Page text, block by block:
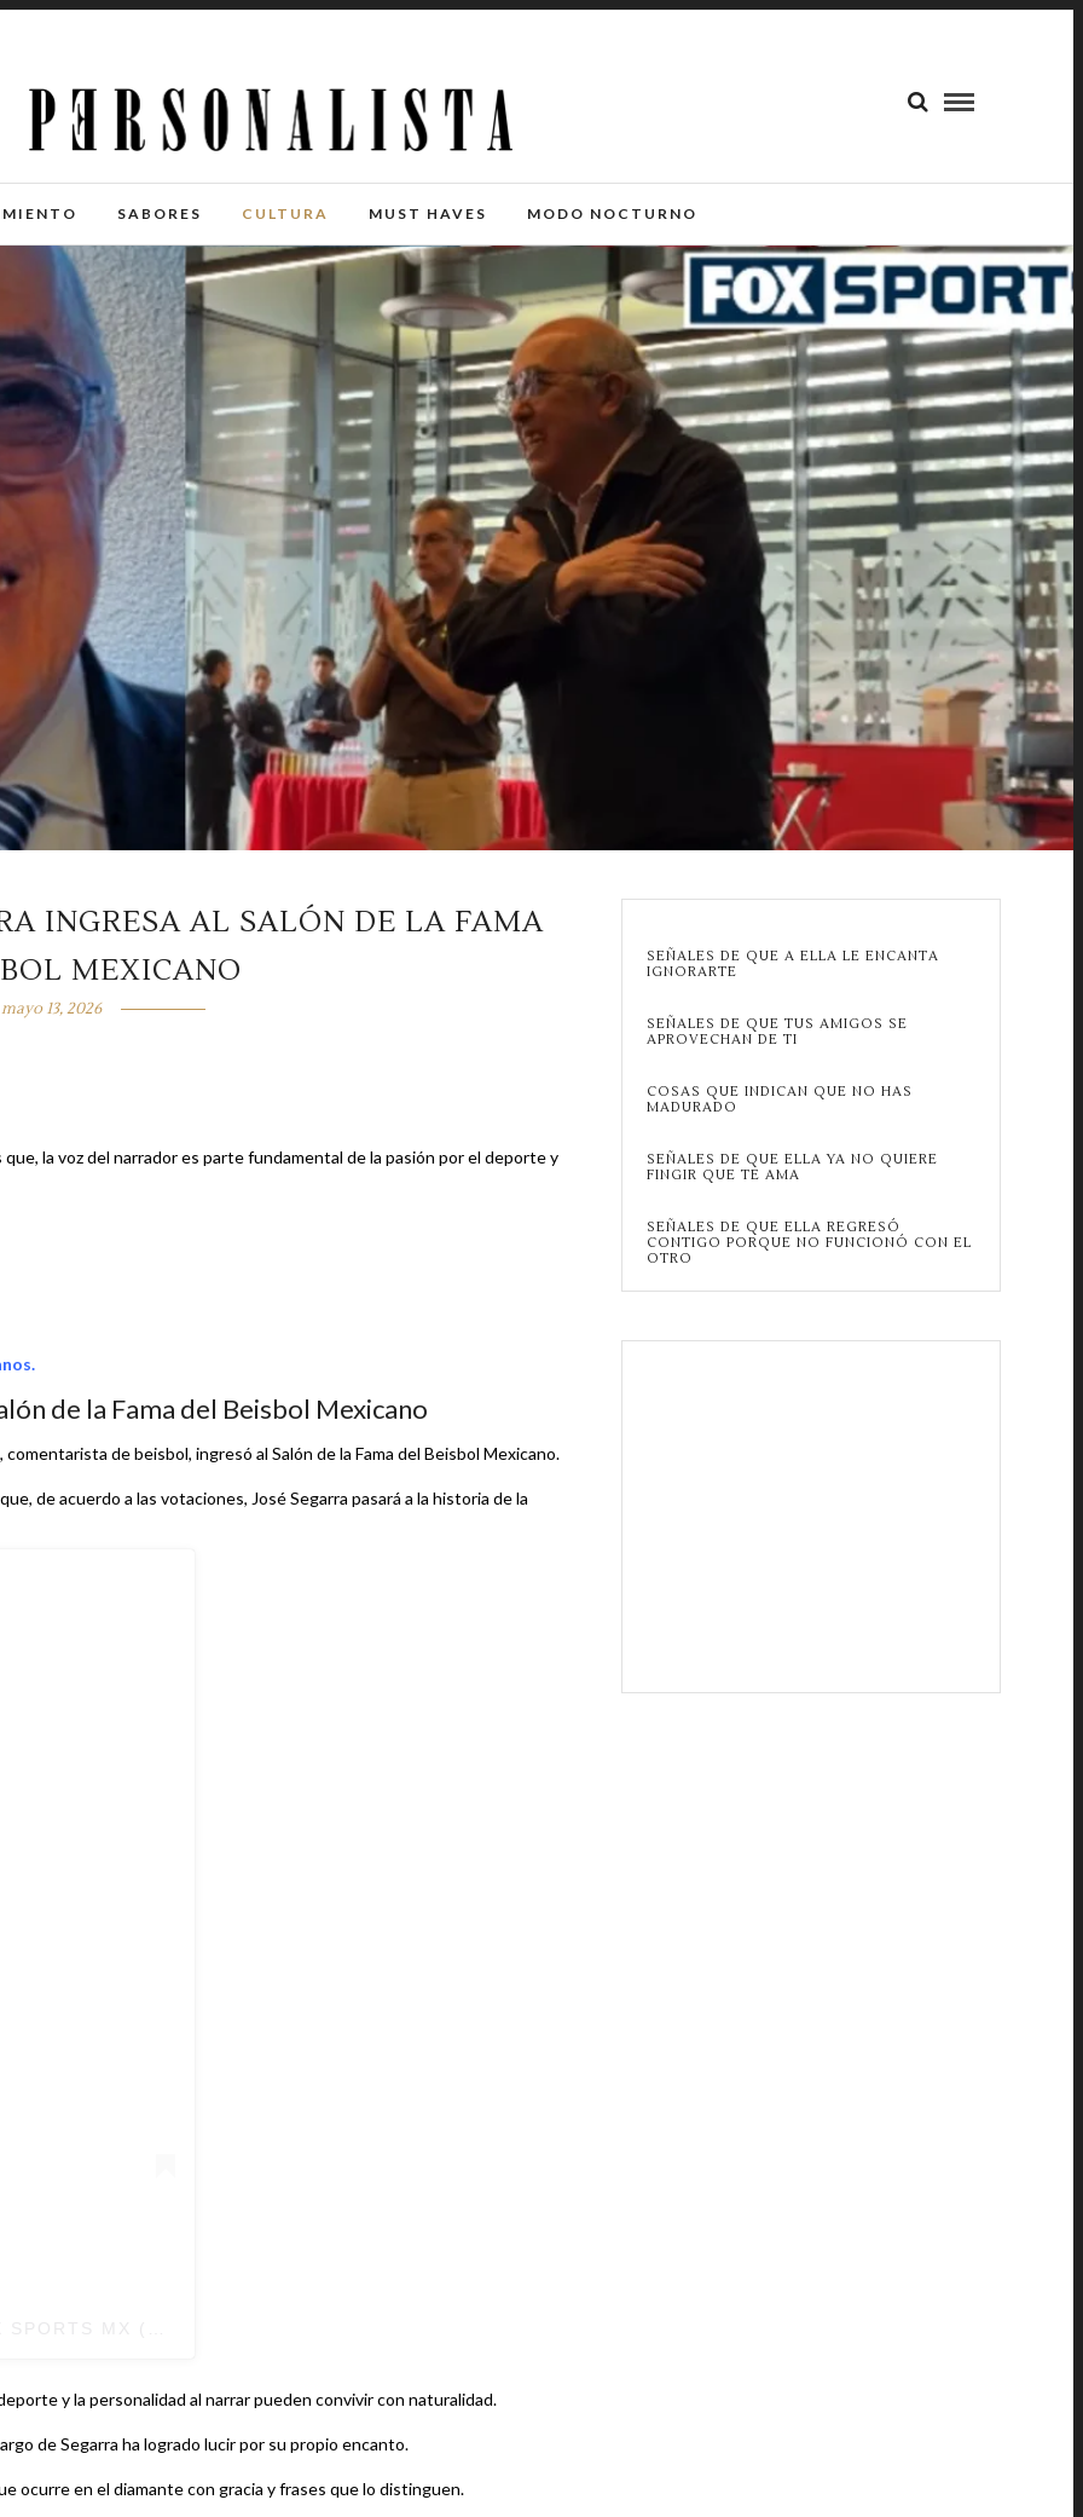
SABORES CULTURA MUST HAVES MODO NOCTURNO
INGRESA AL SALÓN DE LA FAMA
MEXICANO
mayo 13, 2026
la voz del narrador es parte fundamental de la pasión por el deporte y
de la Fama del Beisbol Mexicano
de beisbol, ingresó al Salón de la Fama del Beisbol Mexicano.
de acuerdo a las votaciones, José Segarra pasará a la historia de la
y la personalidad al narrar pueden convivir con naturalidad.
de Segarra ha logrado lucir por su propio encanto.
ocurre en el diamante con gracia y frases que lo distinguen.
SEÑALES DE QUE A ELLA LE ENCANTA
IGNORARTE
SEÑALES DE QUE TUS AMIGOS SE
APROVECHAN DE TI
COSAS QUE INDICAN QUE NO HAS
MADURADO
SEÑALES DE QUE ELLA YA NO QUIERE
FINGIR QUE TE AMA
SEÑALES DE QUE ELLA REGRESÓ
CONTIGO PORQUE NO FUNCIONÓ CON EL
OTRO